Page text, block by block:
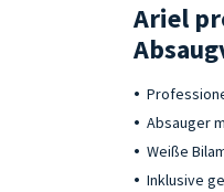
Ariel
Absauger
Weiße
Inklusive